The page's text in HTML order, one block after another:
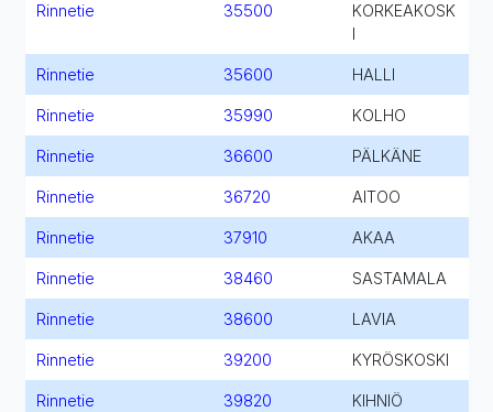
Rinnetie 35500
KORKEAKOSK
Rinnetie 35600 HALLI
Rinnetie 35990 KOLHO
Rinnetie 36600 PÄLKÄNE
Rinnetie 36720 AITOO
Rinnetie 37910 AKAA
Rinnetie 38460 SASTAMALA
Rinnetie 38600 LAVIA
Rinnetie 39200 KYRÖSKOSKI
Rinnetie 39820 KIHNIÖ